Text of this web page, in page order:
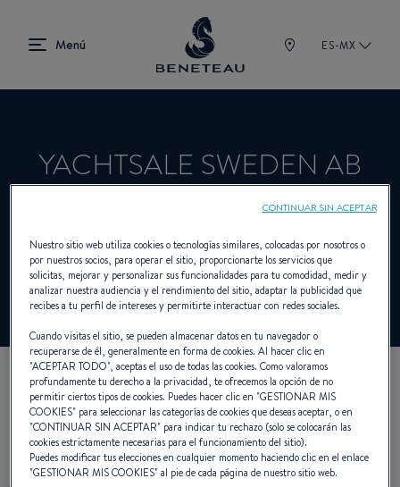
ES-MX
YACHTSALE SWEDEN AB
Concesionario Vela, Intraborda,
Fueraborda, First para BENETEAU
NUESTROS DATOS DE
CONTACTO
Nuestro sitio web utiliza cookies o tecnologías similares, colocadas por nosotros o
por nuestros socios, para operar el sitio, proporcionarte los servicios que
solicitas, mejorar y personalizar sus funcionalidades para tu comodidad, medir y
analizar nuestra audiencia y el rendimiento del sitio, adaptar la publicidad que
recibes a tu perfil de intereses y permitirte interactuar con redes sociales.
Cuando visitas el sitio, se pueden almacenar datos en tu navegador o
recuperarse de él, generalmente en forma de cookies. Al hacer clic en
"ACEPTAR TODO", aceptas el uso de todas las cookies. Como valoramos
profundamente tu derecho a la privacidad, te ofrecemos la opción de no
permitir ciertos tipos de cookies. Puedes hacer clic en "GESTIONAR MIS
COOKIES" para seleccionar las categorías de cookies que deseas aceptar, o en
"CONTINUAR SIN ACEPTAR" para indicar tu rechazo (solo se colocarán las
cookies estrictamente necesarias para el funcionamiento del sitio).
Puedes modificar tus elecciones en cualquier momento haciendo clic en el enlace
"GESTIONAR MIS COOKIES" al pie de cada página de nuestro sitio web.
CONTINUAR SIN ACEPTAR